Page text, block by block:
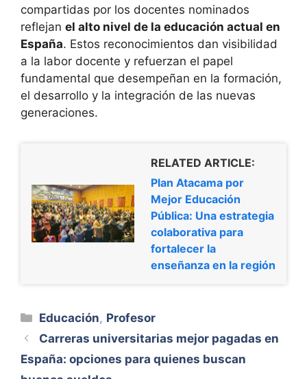
compartidas por los docentes nominados
reflejan el alto nivel de la educación actual en
España. Estos reconocimientos dan visibilidad
a la labor docente y refuerzan el papel
fundamental que desempeñan en la formación,
el desarrollo y la integración de las nuevas
generaciones.
RELATED ARTICLE:
Plan Atacama por
Mejor Educación
Pública: Una estrategia
colaborativa para
fortalecer la
enseñanza en la región
Categorías
Educación, Profesor
Carreras universitarias mejor pagadas en
España: opciones para quienes buscan